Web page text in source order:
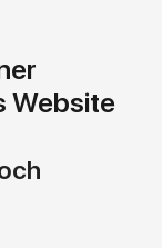
Website